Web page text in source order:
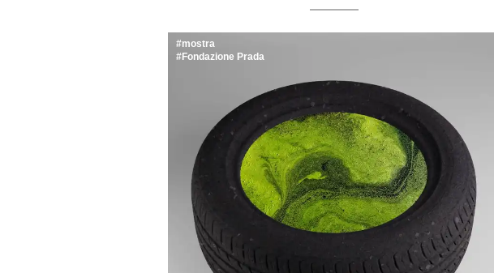
mostra
Fondazione Prada